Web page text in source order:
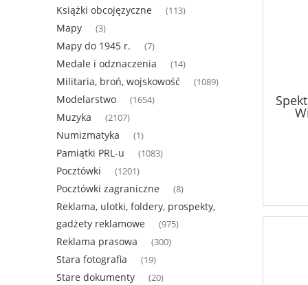
Książki obcojęzyczne (113)
Mapy (3)
Mapy do 1945 r. (7)
Medale i odznaczenia (14)
Militaria, broń, wojskowość (1089)
Modelarstwo (1654)
Muzyka (2107)
Numizmatyka (1)
Pamiątki PRL-u (1083)
Pocztówki (1201)
Pocztówki zagraniczne (8)
Reklama, ulotki, foldery, prospekty,
gadżety reklamowe
(975)
Reklama prasowa (300)
Stara fotografia (19)
Stare dokumenty (20)